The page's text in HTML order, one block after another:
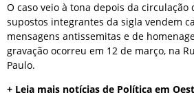
O caso veio à tona depois da
supostos integrantes da sigla vendem
mensagens antissemitas e de
gravação ocorreu em 12 de março, na
Paulo.
+ Leia mais notícias de Política em